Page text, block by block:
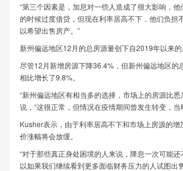
“第三个因素是，加息对一些人造成了很大影响，
的时候过度借贷，但现在利率居高不下，他们负担
以希望出售房产。”
新州偏远地区12月的总房源量创下自2019年以来的
尽管12月新增房源下降36.4%，但新州偏远地区的
相比增长了9.8%。
“新州偏远地区有相当多的选择，市场上的房源比
说，“这很正常，但情况在疫情期间曾发生转变，
Kusher表示，由于利率居高不下和市场上房源的
价涨幅将会放缓。
“对于那些真正身处困境的人来说，降息一次可能
以如果我们继续看到更多面临财务压力的人试图出